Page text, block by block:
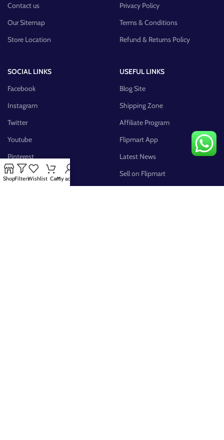
Contact us
Our Sitemap
Store Location
Privacy Policy
Terms & Conditions
Refund & Returns Policy
SOCIAL LINKS
Facebook
Instagram
Twitter
Youtube
Pinterest
FB Group
USEFUL LINKS
Blog Site
Shipping Zone
Affiliate Program
Flipmart App
Latest News
Sell on Flipmart
ShopFiltersWishlist CartMy account